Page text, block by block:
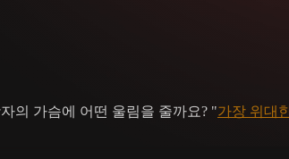
의 가슴에 어떤 울림을 줄까요? "가장 위대